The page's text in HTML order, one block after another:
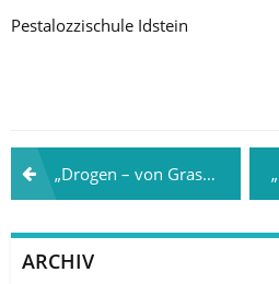
Pestalozzischule Idstein
„Drogen – von Gras zu Crystal“ am 11.03.2025 in Furth mit Katharina Loos und Tabitha Eugling
ARCHIV